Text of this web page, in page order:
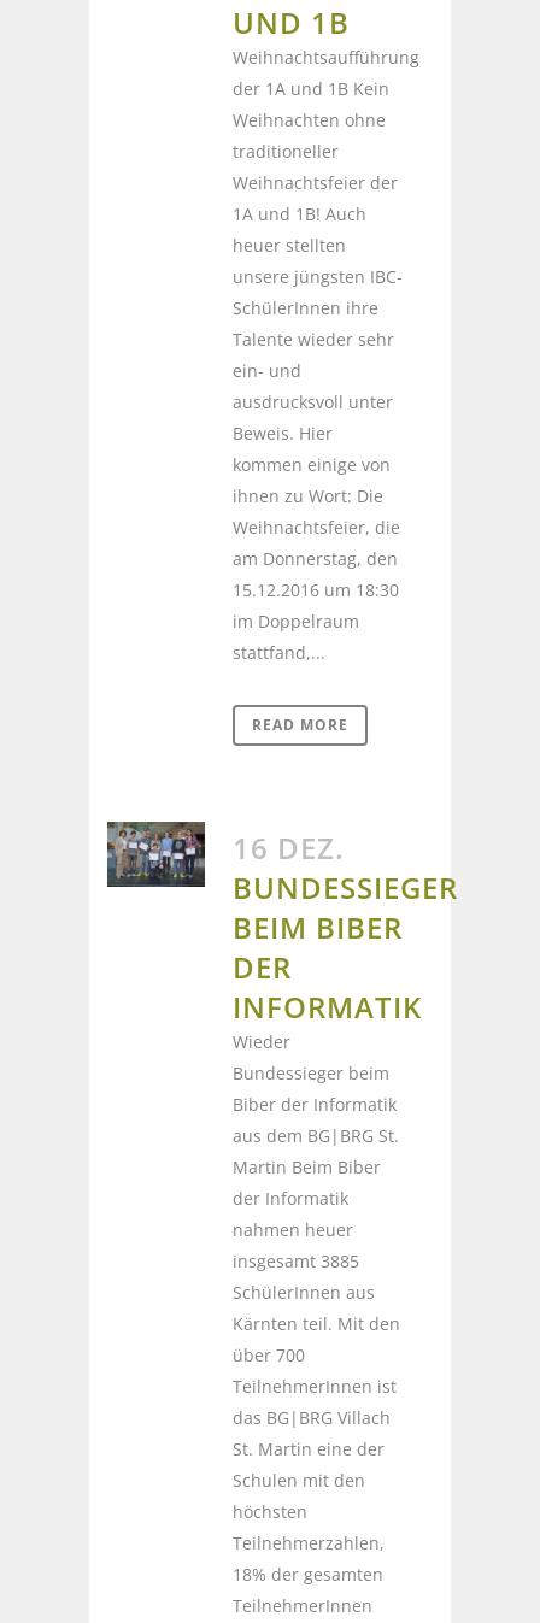
UND 1B
Weihnachtsaufführung
der 1A und 1B Kein
Weihnachten ohne
traditioneller
Weihnachtsfeier der
1A und 1B! Auch
heuer stellten
unsere jüngsten IBC-
SchülerInnen ihre
Talente wieder sehr
ein- und
ausdrucksvoll unter
Beweis. Hier
kommen einige von
ihnen zu Wort: Die
Weihnachtsfeier, die
am Donnerstag, den
15.12.2016 um 18:30
im Doppelraum
stattfand,...
READ MORE
16 DEZ.
BUNDESSIEGER
BEIM BIBER
DER
INFORMATIK
Wieder
Bundessieger beim
Biber der Informatik
aus dem BG|BRG St.
Martin Beim Biber
der Informatik
nahmen heuer
insgesamt 3885
SchülerInnen aus
Kärnten teil. Mit den
über 700
TeilnehmerInnen ist
das BG|BRG Villach
St. Martin eine der
Schulen mit den
höchsten
Teilnehmerzahlen,
18% der gesamten
TeilnehmerInnen